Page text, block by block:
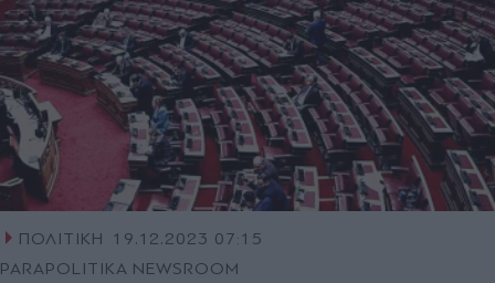
ΠΟΛΙΤΙΚΗ
19.12.2023 07:15
PARAPOLITIKA NEWSROOM